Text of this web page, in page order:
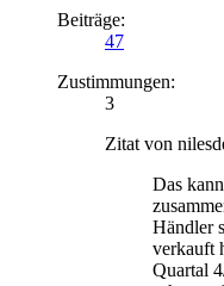
Beiträge:
47
Zustimmungen:
3
Zitat von
Das
Händler
verkauft
Quartal